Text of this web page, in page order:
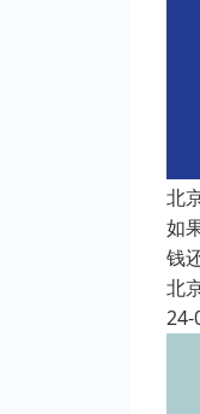
北
如
钱
北
24-